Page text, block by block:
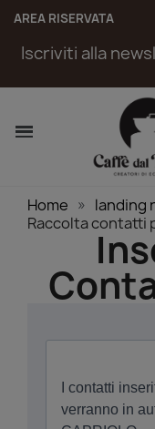
AREA RISERVATA
Iscriviti alla
Home
landing
Raccolta contatti